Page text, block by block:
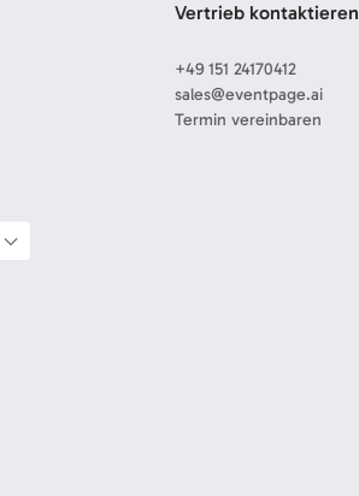
Vertrieb kontaktieren
+49 151 24170412
sales@eventpage.ai
Termin vereinbaren